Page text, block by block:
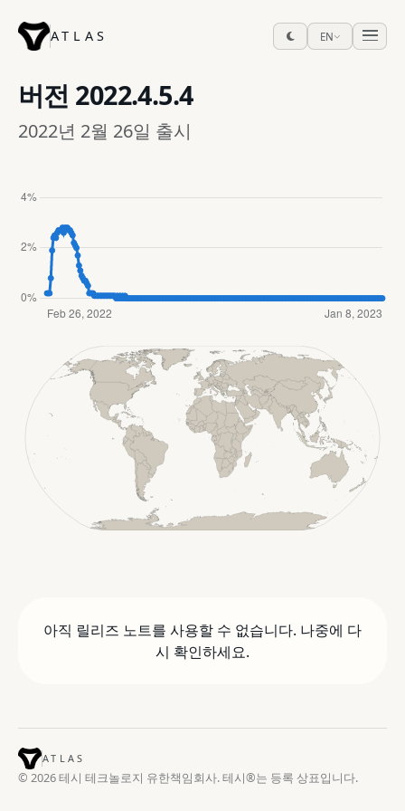
ATLAS EN
버전 2022.4.5.4
2022년 2월 26일 출시
아직 릴리즈 노트를 사용할 수 없습니다. 나중에 다
시 확인하세요.
ATLAS
© 2026 테시 테크놀로지 유한책임회사. 테시®는 등록 상표입니다.